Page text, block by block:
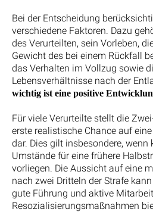
Bei der Entscheidung
verschiedene Faktoren. Dazu
des Verurteilten, sein Vorleben,
Gewicht des bei einem Rückfall
das Verhalten im Vollzug sowie
Lebensverhältnisse nach der
wichtig ist eine positive
Für viele Verurteilte stellt die
erste realistische Chance auf
dar. Dies gilt insbesondere, wenn
Umstände für eine frühere
vorliegen. Die Aussicht auf eine
nach zwei Dritteln der Strafe
gute Führung und aktive
Resozialisierungsmaßnahmen